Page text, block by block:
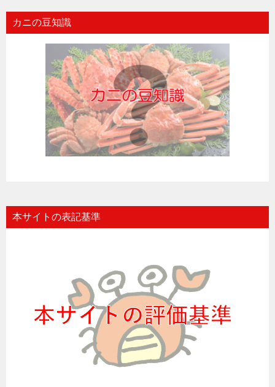
カニの豆知識
本サイトの表記基準